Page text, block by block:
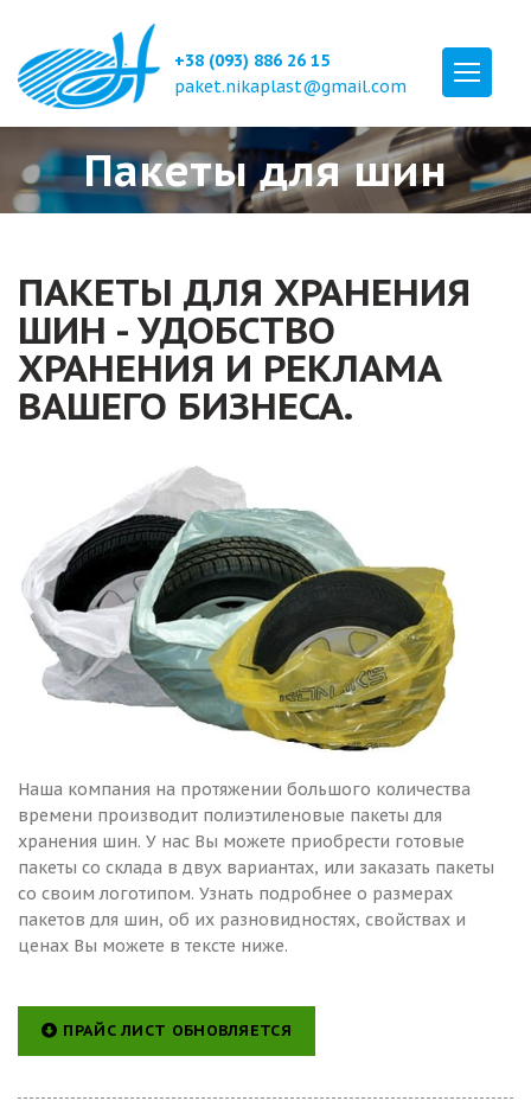
+38 (093) 886 26 15
paket.nikaplast@gmail.com
Пакеты для шин
ПАКЕТЫ ДЛЯ ХРАНЕНИЯ
ШИН - УДОБСТВО
ХРАНЕНИЯ И РЕКЛАМА
ВАШЕГО БИЗНЕСА.
Наша компания на протяжении большого количества
времени производит полиэтиленовые пакеты для
хранения шин. У нас Вы можете приобрести готовые
пакеты со склада в двух вариантах, или заказать пакеты
со своим логотипом. Узнать подробнее о размерах
пакетов для шин, об их разновидностях, свойствах и
ценах Вы можете в тексте ниже.
ПРАЙС ЛИСТ ОБНОВЛЯЕТСЯ